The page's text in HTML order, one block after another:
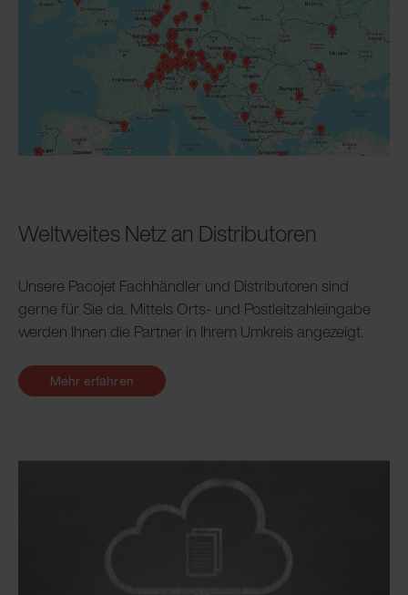
Weltweites Netz an Distributoren
Unsere Pacojet Fachhändler und Distributoren sind
gerne für Sie da. Mittels Orts- und Postleitzahleingabe
werden Ihnen die Partner in Ihrem Umkreis angezeigt.
Mehr erfahren